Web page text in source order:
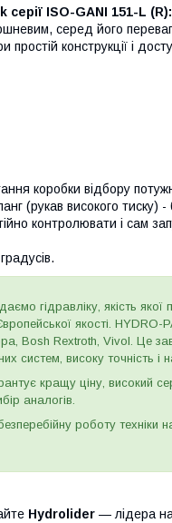
ISO-GANI 151-L
серед його
простій конструкції і
коробки відбору
(рукав високого тиску)
контролювати і сам
гідравліку, якість якої
якості.
Bosh Rextroth, Vivol. Це
систем, високу точність і
кращу ціну, високий
аналогів.
роботу техніки
Hydrolider — лідера на